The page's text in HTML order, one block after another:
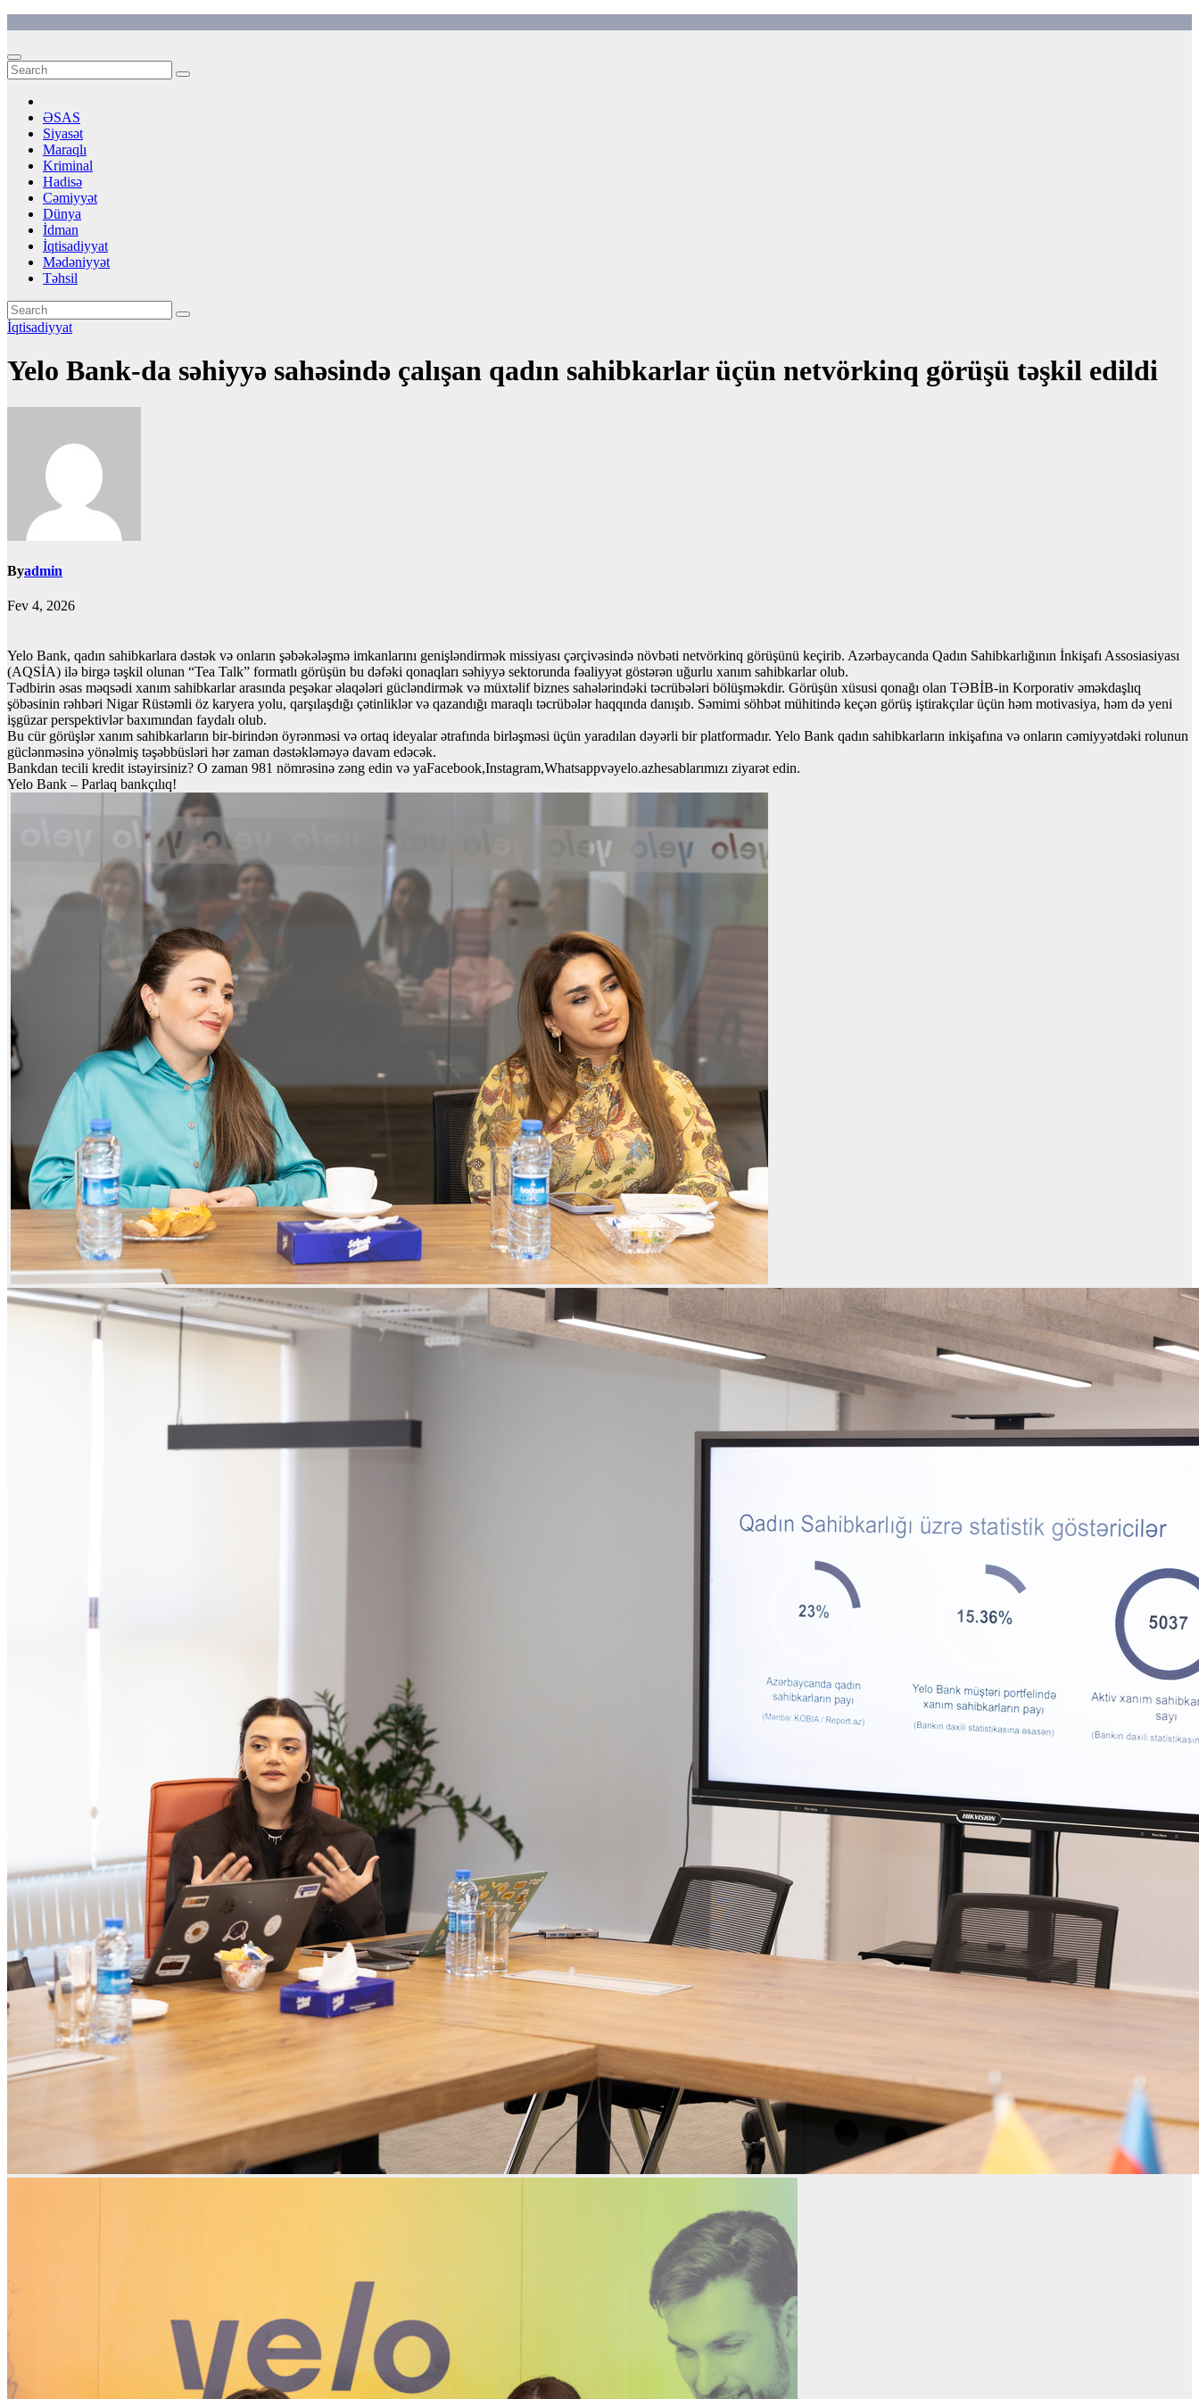
content
ƏSAS
Siyasət
Maraqlı
Kriminal
Hadisə
Cəmiyyət
Dünya
İdman
İqtisadiyyat
Mədəniyyət
Təhsil
İqtisadiyyat
Yelo Bank-da səhiyyə sahəsində çalışan qadın sahibkarlar üçün netvörkinq görüşü təşkil edildi
Byadmin
Fev 4, 2026
Yelo Bank, qadın sahibkarlara dəstək və onların şəbəkələşmə imkanlarını genişləndirmək missiyası çərçivəsində növbəti netvörkinq görüşünü keçirib. Azərbaycanda Qadın Sahibkarlığının İnkişafı Assosiasiyası
(AQSİA) ilə birgə təşkil olunan “Tea Talk” formatlı görüşün bu dəfəki qonaqları səhiyyə sektorunda fəaliyyət göstərən uğurlu xanım sahibkarlar olub.
Tədbirin əsas məqsədi xanım sahibkarlar arasında peşəkar əlaqələri gücləndirmək və müxtəlif biznes sahələrindəki təcrübələri bölüşməkdir. Görüşün xüsusi qonağı olan TƏBİB-in Korporativ əməkdaşlıq
şöbəsinin rəhbəri Nigar Rüstəmli öz karyera yolu, qarşılaşdığı çətinliklər və qazandığı maraqlı təcrübələr haqqında danışıb. Səmimi söhbət mühitində keçən görüş iştirakçılar üçün həm motivasiya, həm də yeni
işgüzar perspektivlər baxımından faydalı olub.
Bu cür görüşlər xanım sahibkarların bir-birindən öyrənməsi və ortaq ideyalar ətrafında birləşməsi üçün yaradılan dəyərli bir platformadır. Yelo Bank qadın sahibkarların inkişafına və onların cəmiyyətdəki rolunun
güclənməsinə yönəlmiş təşəbbüsləri hər zaman dəstəkləməyə davam edəcək.
Bankdan tecili kredit istəyirsiniz? O zaman 981 nömrəsinə zəng edin və yaFacebook,Instagram,Whatsappvəyelo.azhesablarımızı ziyarət edin.
Yelo Bank – Parlaq bankçılıq!